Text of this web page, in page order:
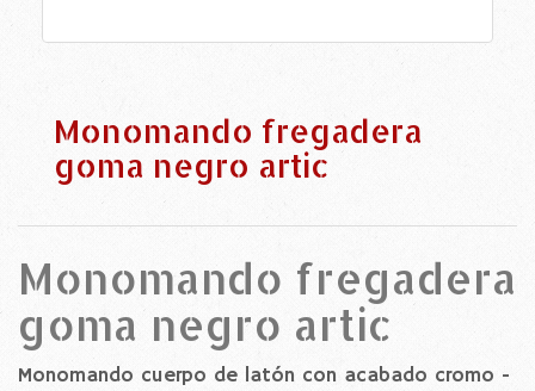
Monomando fregadera
goma negro artic
Monomando fregadera
goma negro artic
Monomando cuerpo de latón con acabado cromo -